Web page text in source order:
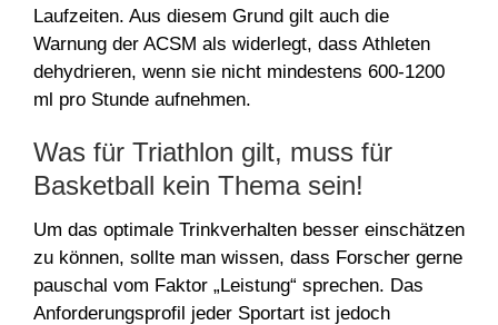
Laufzeiten. Aus diesem Grund gilt auch die
Warnung der ACSM als widerlegt, dass Athleten
dehydrieren, wenn sie nicht mindestens 600-1200
ml pro Stunde aufnehmen.
Was für Triathlon gilt, muss für
Basketball kein Thema sein!
Um das optimale Trinkverhalten besser einschätzen
zu können, sollte man wissen, dass Forscher gerne
pauschal vom Faktor „Leistung“ sprechen. Das
Anforderungsprofil jeder Sportart ist jedoch